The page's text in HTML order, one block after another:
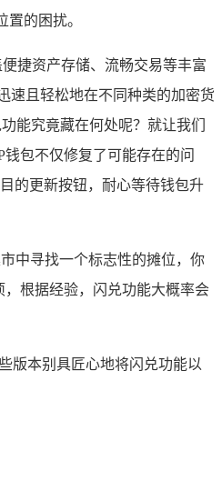
的困扰。
捷资产存储、流畅交易等丰富
速且轻松地在不同种类的加密货
能究竟藏在何处呢？就让我们
包不仅修复了可能存在的问
的更新按钮，耐心等待钱包升
中寻找一个标志性的摊位，你
，根据经验，闪兑功能大概率会
版本别具匠心地将闪兑功能以